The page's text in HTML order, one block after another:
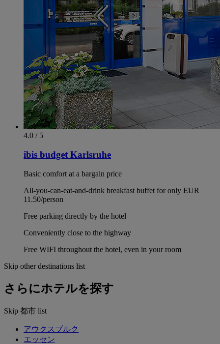
4.0 / 5
ibis budget Karlsruhe
Basic comfort at a bargain price
All-you-can-eat-and-drink breakfast buffet for only EUR
11.50/person
Free parking directly by the hotel
Conveniently close to the highway
Free WIFI throughout the hotel, even in your room
Skip other destinations list
さらにホテルを探す
Skip 都市 list
アウクスブルク
エッセン